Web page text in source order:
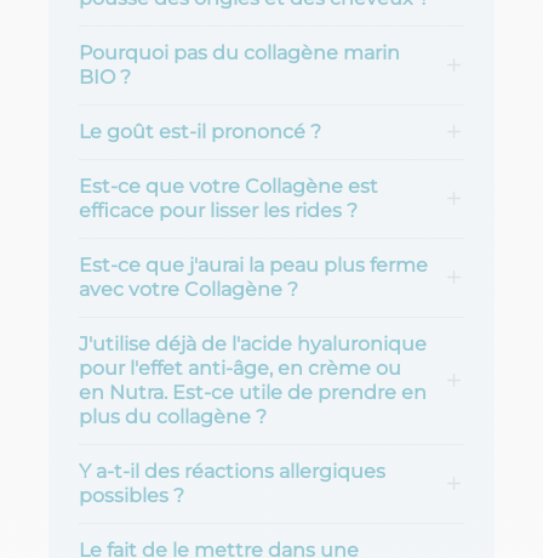
Pourquoi pas du collagène marin
BIO ?
Le goût est-il prononcé ?
Est-ce que votre Collagène est
efficace pour lisser les rides ?
Est-ce que j'aurai la peau plus ferme
avec votre Collagène ?
J'utilise déjà de l'acide hyaluronique
pour l'effet anti-âge, en crème ou
en Nutra. Est-ce utile de prendre en
plus du collagène ?
Y a-t-il des réactions allergiques
possibles ?
Le fait de le mettre dans une